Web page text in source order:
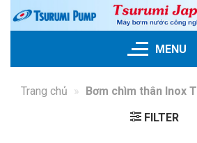
Skip
MENU
Trang chủ » Bơm chìm thân Inox
FILTER